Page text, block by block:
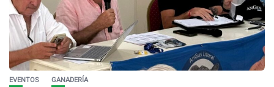
EVENTOS GANADERÍA